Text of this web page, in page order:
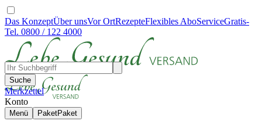
Das KonzeptÜber unsVor OrtRezepteFlexibles AboServiceGratis-
Tel. 0800 / 122 4000
Suche
Merkzettel
Konto
Menü PaketPaket